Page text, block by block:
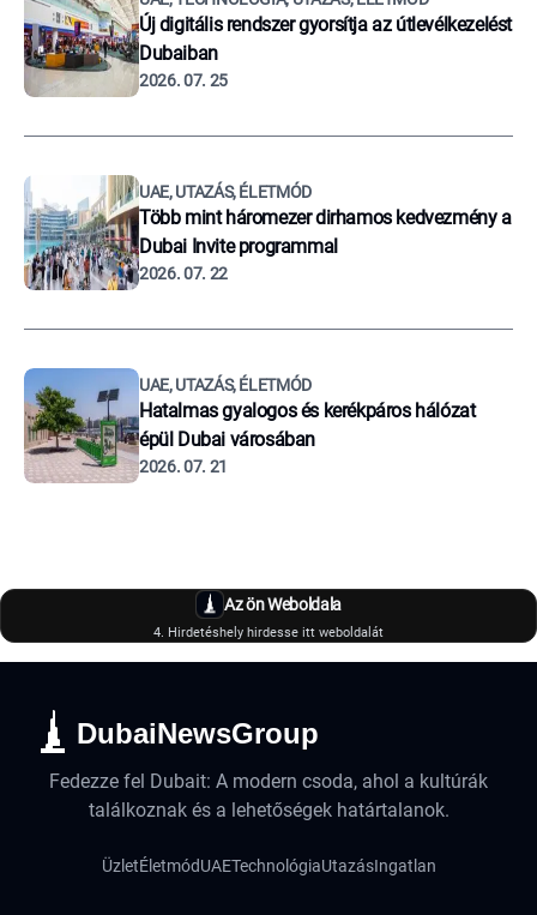
Új digitális rendszer gyorsítja az útlevélkezelést
Dubaiban
2026. 07. 25
UAE, UTAZÁS, ÉLETMÓD
Több mint háromezer dirhamos kedvezmény a
Dubai Invite programmal
2026. 07. 22
UAE, UTAZÁS, ÉLETMÓD
Hatalmas gyalogos és kerékpáros hálózat
épül Dubai városában
2026. 07. 21
Az ön Weboldala
4. Hirdetéshely hirdesse itt weboldalát
DubaiNewsGroup
Fedezze fel Dubait: A modern csoda, ahol a kultúrák
találkoznak és a lehetőségek határtalanok.
ÜzletÉletmódUAETechnológiaUtazásIngatlan